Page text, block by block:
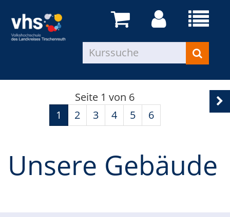
Seite 1 von 6
1
2 3 4 5 6
Unsere Gebäude